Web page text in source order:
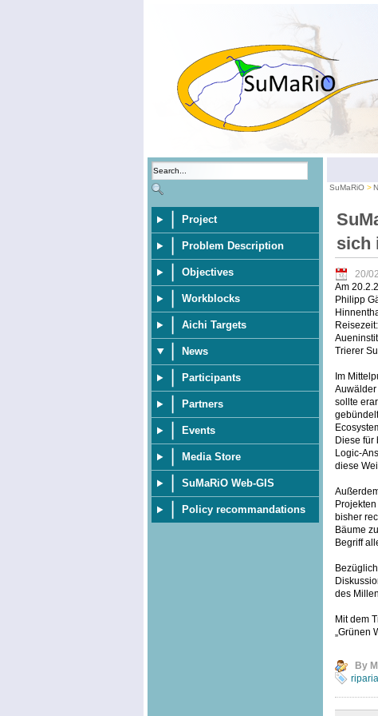
Project
Problem Description
Objectives
Workblocks
Aichi Targets
News
Participants
Partners
Events
Media Store
SuMaRiO Web-GIS
Policy recommandations
SuMaRiO
sich
20/
Am
Philipp
Trierer
Im
Auwälder
sollte
Diese für
Logic-
diese
bisher
Bäume
Begriff
des
Mit dem
„Grünen
By